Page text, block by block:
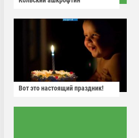
Вот это настоящий праздник!